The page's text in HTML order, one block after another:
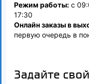
Документация и
Режим работы: с
17:30
Онлайн заказы в
первую очередь в
Задайте